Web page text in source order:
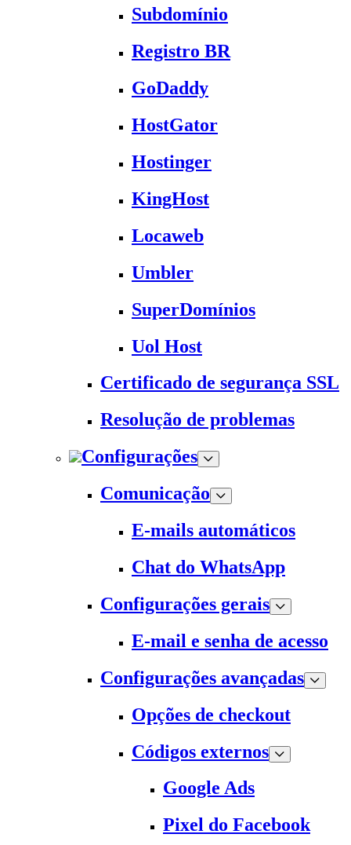
Subdomínio
Registro BR
GoDaddy
HostGator
Hostinger
KingHost
Locaweb
Umbler
SuperDomínios
Uol Host
Certificado de segurança SSL
Resolução de problemas
Configurações
Comunicação
E-mails automáticos
Chat do WhatsApp
Configurações gerais
E-mail e senha de acesso
Configurações avançadas
Opções de checkout
Códigos externos
Google Ads
Pixel do Facebook